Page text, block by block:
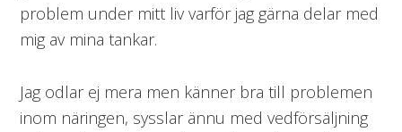
problem under mitt liv varför jag gärna delar med
mig av mina tankar.
Jag odlar ej mera men känner bra till problemen
inom näringen, sysslar ännu med vedförsäljning